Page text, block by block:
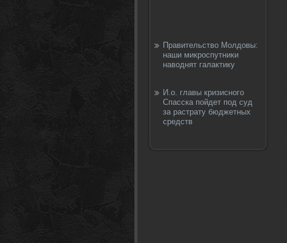
Правительство Молдовы:
наши микроспутники
наводнят галактику
И.о. главы кризисного
Спасска пойдет под суд
за растрату бюджетных
средств